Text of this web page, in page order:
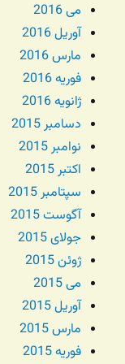
می 2016
آوریل 2016
مارس 2016
فوریه 2016
ژانویه 2016
دسامبر 2015
نوامبر 2015
اکتبر 2015
سپتامبر 2015
آگوست 2015
جولای 2015
ژوئن 2015
می 2015
آوریل 2015
مارس 2015
فوریه 2015